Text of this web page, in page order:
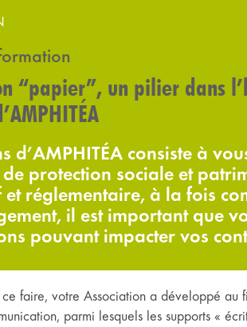
“papier”, un pilier dans
d’AMPHITÉA consiste à
protection sociale et
réglementaire, à la fois
il est important que
pouvant impacter vos
ce faire, votre Association a développé au
parmi lesquels les supports «